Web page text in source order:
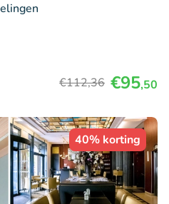
€112,36 €95,50
40% korting